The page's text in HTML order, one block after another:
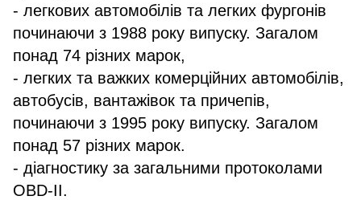
- легкових автомобілів та легких фургонів
починаючи з 1988 року випуску. Загалом
понад 74 різних марок,
- легких та важких комерційних автомобілів,
автобусів, вантажівок та причепів,
починаючи з 1995 року випуску. Загалом
понад 57 різних марок.
- діагностику за загальними протоколами
OBD-II.